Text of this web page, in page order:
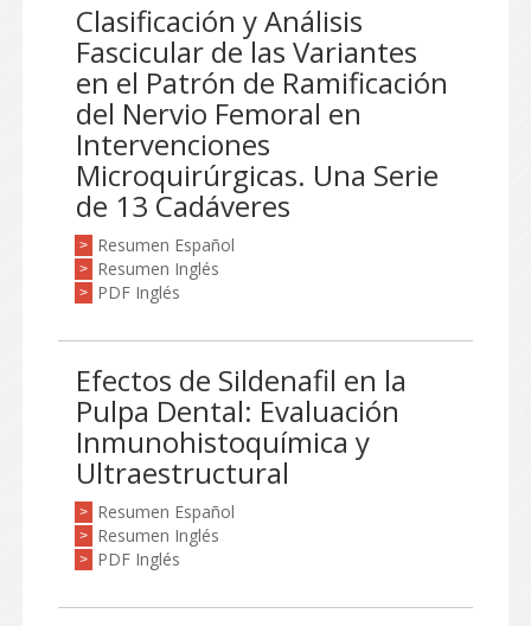
Clasificación y Análisis
Fascicular de las Variantes
en el Patrón de Ramificación
del Nervio Femoral en
Intervenciones
Microquirúrgicas. Una Serie
de 13 Cadáveres
> Resumen Español
> Resumen Inglés
> PDF Inglés
Efectos de Sildenafil en la
Pulpa Dental: Evaluación
Inmunohistoquímica y
Ultraestructural
> Resumen Español
> Resumen Inglés
> PDF Inglés